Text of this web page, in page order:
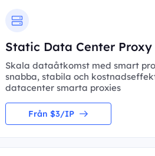
Static Data Center Proxy
Skala dataåtkomst med smart
snabba, stabila och
datacenter smarta proxies
Från $3/IP